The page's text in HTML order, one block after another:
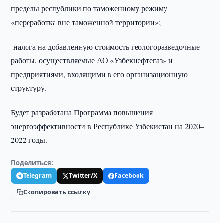
пределы республики по таможенному режиму
«переработка вне таможенной территории»;
-налога на добавленную стоимость геологоразведочные
работы, осуществляемые АО «Узбекнефтегаз» и
предприятиями, входящими в его организационную
структуру.
Будет разработана Программа повышения
энергоэффективности в Республике Узбекистан на 2020–
2022 годы.
Поделиться:
Telegram Twitter/X
Facebook
Скопировать ссылку